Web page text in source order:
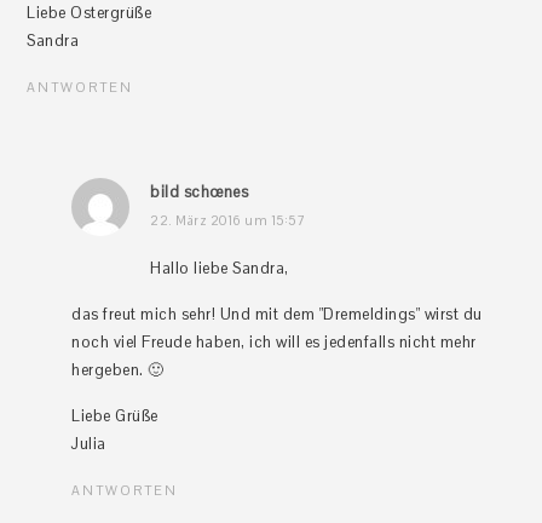
Liebe Ostergrüße
Sandra
ANTWORTEN
bild schœnes
22. März 2016 um 15:57
Hallo liebe Sandra,
das freut mich sehr! Und mit dem "Dremeldings" wirst du
noch viel Freude haben, ich will es jedenfalls nicht mehr
hergeben. 🙂
Liebe Grüße
Julia
ANTWORTEN